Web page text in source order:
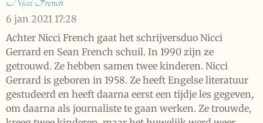
6 jan 2021 17:28
Achter Nicci French gaat het schrijversduo Nicci
Gerrard en Sean French schuil. In 1990 zijn ze
getrouwd. Ze hebben samen twee kinderen. Nicci
Gerrard is geboren in 1958. Ze heeft Engelse literatuur
gestudeerd en heeft daarna eerst een tijdje les gegeven,
om daarna als journaliste te gaan werken. Ze trouwde,